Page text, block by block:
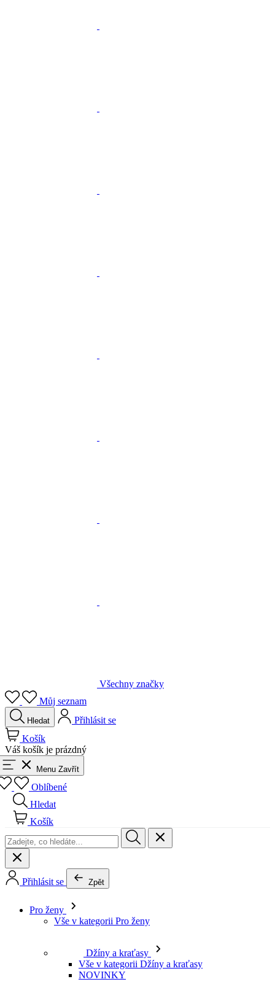
Všechny značky
Můj seznam
Hledat
Přihlásit se
Košík
Váš košík je prázdný
Menu Zavřít
Oblíbené
Hledat
Košík
Přihlásit se Zpět
Pro ženy
Vše v kategorii Pro ženy
Džíny a kraťasy
Vše v kategorii Džíny a kraťasy
NOVINKY